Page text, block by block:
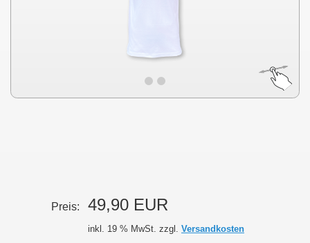
Preis: 49,90 EUR
inkl. 19 % MwSt. zzgl. Versandkosten